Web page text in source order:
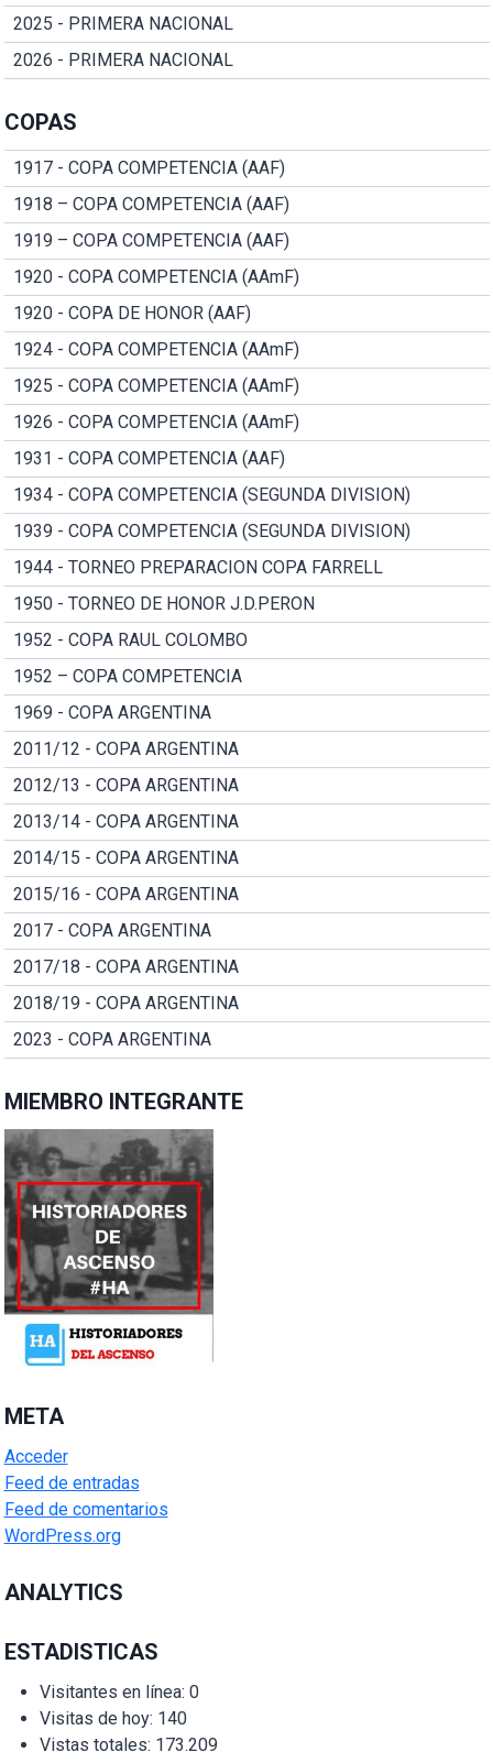
2025 - PRIMERA NACIONAL
2026 - PRIMERA NACIONAL
COPAS
1917 - COPA COMPETENCIA (AAF)
1918 – COPA COMPETENCIA (AAF)
1919 – COPA COMPETENCIA (AAF)
1920 - COPA COMPETENCIA (AAmF)
1920 - COPA DE HONOR (AAF)
1924 - COPA COMPETENCIA (AAmF)
1925 - COPA COMPETENCIA (AAmF)
1926 - COPA COMPETENCIA (AAmF)
1931 - COPA COMPETENCIA (AAF)
1934 - COPA COMPETENCIA (SEGUNDA DIVISION)
1939 - COPA COMPETENCIA (SEGUNDA DIVISION)
1944 - TORNEO PREPARACION COPA FARRELL
1950 - TORNEO DE HONOR J.D.PERON
1952 - COPA RAUL COLOMBO
1952 – COPA COMPETENCIA
1969 - COPA ARGENTINA
2011/12 - COPA ARGENTINA
2012/13 - COPA ARGENTINA
2013/14 - COPA ARGENTINA
2014/15 - COPA ARGENTINA
2015/16 - COPA ARGENTINA
2017 - COPA ARGENTINA
2017/18 - COPA ARGENTINA
2018/19 - COPA ARGENTINA
2023 - COPA ARGENTINA
MIEMBRO INTEGRANTE
META
Acceder
Feed de entradas
Feed de comentarios
WordPress.org
ANALYTICS
ESTADISTICAS
Visitantes en línea: 0
Visitas de hoy: 140
Vistas totales: 173.209